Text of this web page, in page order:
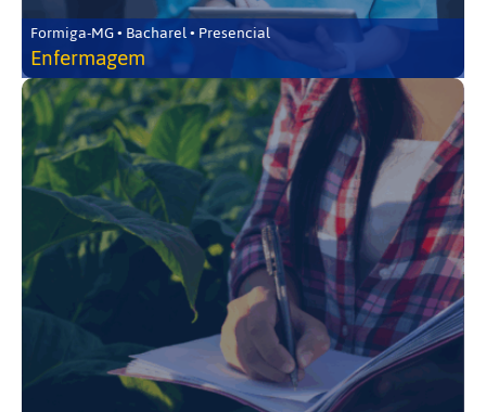
Formiga-MG • Bacharel • Presencial
Enfermagem